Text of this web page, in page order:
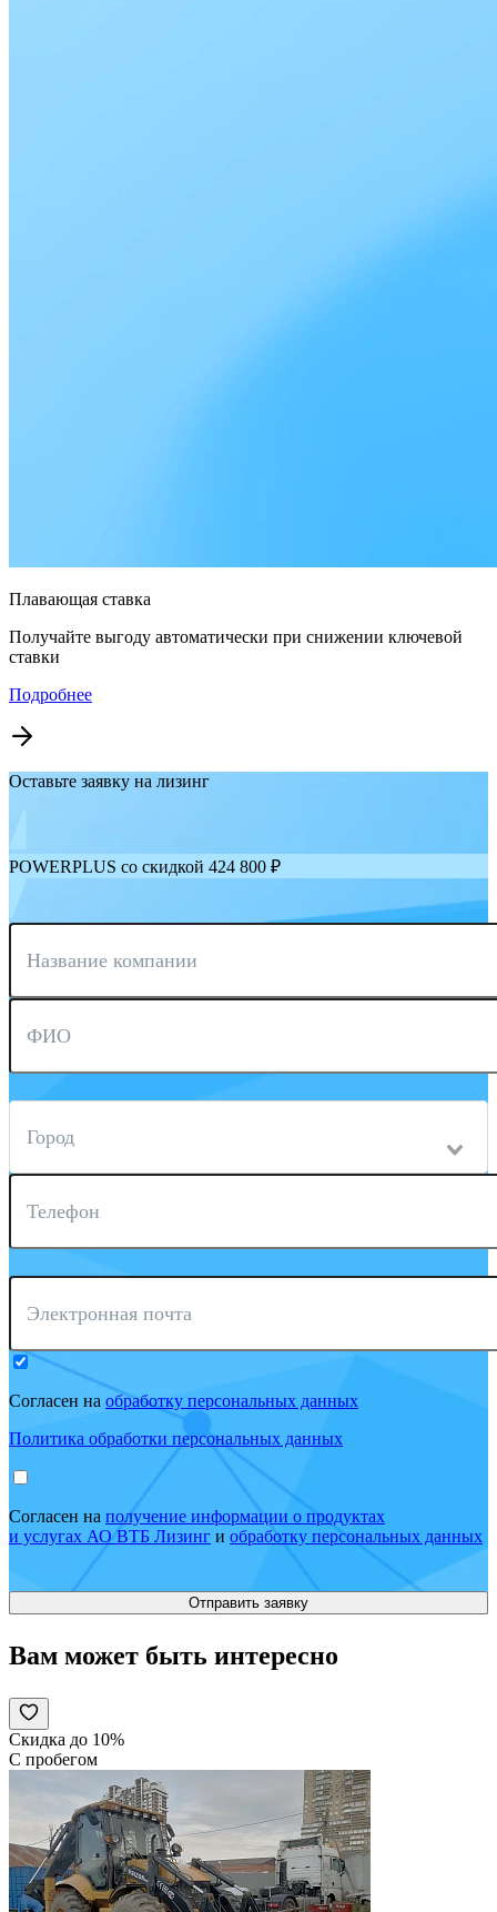
Плавающая ставка
Получайте выгоду автоматически при снижении ключевой
ставки
Подробнее
Оставьте заявку на лизинг
POWERPLUS со скидкой 424 800 ₽
Название компании
ФИО
Город
Телефон
Электронная почта
Согласен на обработку персональных данных
Политика обработки персональных данных
Согласен на получение информации о продуктах
и услугах АО ВТБ Лизинг и обработку персональных данных
Вам может быть интересно
Скидка до 10%
С пробегом